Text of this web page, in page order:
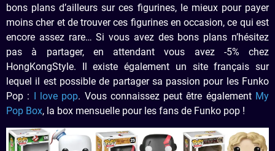
bons plans d’ailleurs sur ces figurines, le mieux pour payer
moins cher et de trouver ces figurines en occasion, ce qui est
encore assez rare… Si vous avez des bons plans n’hésitez
pas à partager, en attendant vous avez -5% chez
HongKongStyle. Il existe également un site français sur
lequel il est possible de partager sa passion pour les Funko
Pop :
I love pop. Vous connaissez peut être également My
Pop Box, la box mensuelle pour les fans de Funko pop !